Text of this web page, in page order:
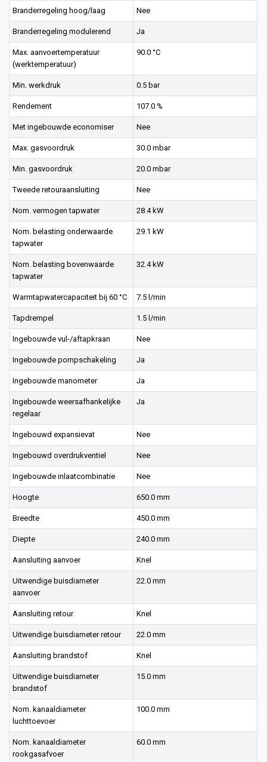
Branderregeling hoog/laag Nee
Branderregeling modulerend Ja
Max. aanvoertemperatuur
(werktemperatuur)
90.0 °C
Min. werkdruk 0.5 bar
Rendement 107.0 %
Met ingebouwde economiser Nee
Max. gasvoordruk 30.0 mbar
Min. gasvoordruk 20.0 mbar
Tweede retouraansluiting Nee
Nom. vermogen tapwater 28.4 kW
Nom. belasting onderwaarde
tapwater
29.1 kW
Nom. belasting bovenwaarde
tapwater
32.4 kW
Warmtapwatercapaciteit bij 60 °C 7.5 l/min
Tapdrempel 1.5 l/min
Ingebouwde vul-/aftapkraan Nee
Ingebouwde pompschakeling Ja
Ingebouwde manometer Ja
Ingebouwde weersafhankelijke
regelaar
Ja
Ingebouwd expansievat Nee
Ingebouwd overdrukventiel Nee
Ingebouwde inlaatcombinatie Nee
Hoogte 650.0 mm
Breedte 450.0 mm
Diepte 240.0 mm
Aansluiting aanvoer Knel
Uitwendige buisdiameter
aanvoer
22.0 mm
Aansluiting retour Knel
Uitwendige buisdiameter retour 22.0 mm
Aansluiting brandstof Knel
Uitwendige buisdiameter
brandstof
15.0 mm
Nom. kanaaldiameter
luchttoevoer
100.0 mm
Nom. kanaaldiameter
rookgasafvoer
60.0 mm